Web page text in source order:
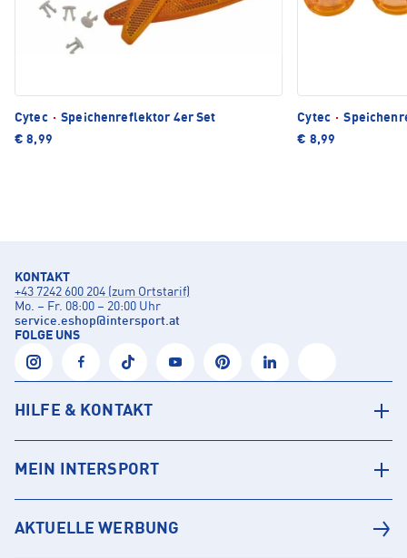
Cytec · Speichenreflektor 4er Set
€ 8,99
Cytec ·
€ 8,99
KONTAKT
+43 7242 600 204 (zum Ortstarif)
Mo. – Fr. 08:00 – 20:00 Uhr
service.eshop@intersport.at
FOLGE UNS
HILFE & KONTAKT
MEIN INTERSPORT
AKTUELLE WERBUNG